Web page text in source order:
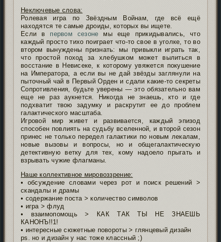
Неключевые слова:
Ролевая игра по Звёздным Войнам, где всё ещё
находятся те самые дроиды, которых вы ищете.
Если в первом сезоне мы еще прикидывались, что
каждый просто тихо поиграет что-то свое в уголке, то во
втором вынуждены признать: мы привыкли играть так,
что простой поход за хлебушком может вылиться в
восстание в Невисеке, к которому увяжется покушение
на Императора, а если вы не дай звёзды заглянули на
пыточный чай в Первый Орден и сдали какие-то секреты
Сопротивления, будьте уверены — это обязательно вам
еще не раз аукнется. Никогда не знаешь, кто и где
подхватит твою задумку и раскрутит ее до проблем
галактического масштаба.
Игровой мир живет и развивается, каждый эпизод
способен повлиять на судьбу вселенной, и второй сезон
принес не только передел галактики по новым лекалам,
новые вызовы и вопросы, но и общегалактическую
детективную ветку для тех, кому надоело прыгать и
взрывать чужие флагманы.
Наше коллективное мировоззрение:
• обсуждение словами через рот и поиск решений >
скандалы и драмы
• содержание поста > количество символов
• игра > флуд
• взаимопомощь > КАК ТАК ТЫ НЕ ЗНАЕШЬ
КАНОНЪ!!1!
• интересные сюжетные повороты > глянцевый дизайн
ps. но и дизайн у нас тоже классный ;)